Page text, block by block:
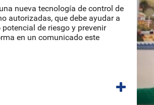
nueva tecnología de control de
autorizadas, que debe ayudar a
de riesgo y prevenir
en un comunicado este